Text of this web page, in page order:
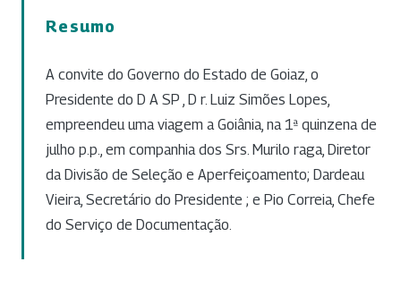
Resumo
A convite do Governo do Estado de Goiaz, o
Presidente do D A SP , D r. Luiz Simões Lopes,
empreendeu uma viagem a Goiânia, na 1ª quinzena de
julho p.p., em companhia dos Srs. Murilo raga, Diretor
da Divisão de Seleção e Aperfeiçoamento; Dardeau
Vieira, Secretário do Presidente ; e Pio Correia, Chefe
do Serviço de Documentação.